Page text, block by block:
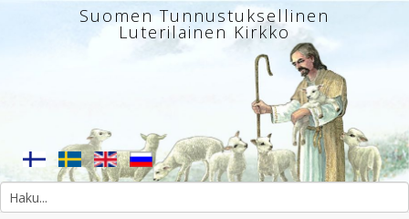
Suomen Tunnustuksellinen
Luterilainen Kirkko